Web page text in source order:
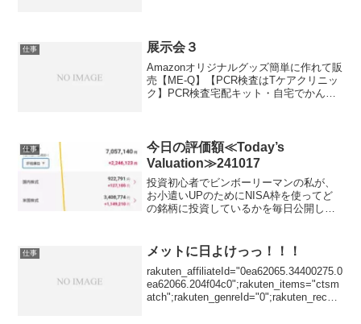
お試しキ...
仕事 展示会３
Amazonオリジナルグッズ簡単に作れて販
売【ME-Q】【PCR検査はTケアクリニッ
ク】PCR検査宅配キット・自宅でかんた
お試しキ...
仕事
今日の評価額≪Today’s
Valuation≫241017
投資初心者でビンボーリーマンの私が、
お小遣いUPのためにNISA枠を使ってど
の銘柄に投資しているかを毎日公開して
始めることで同じように資産形成が可能
です。短期売買はおす...
仕事 メットに日よけっっ！！！
rakuten_affiliateId="0ea62065.34400275.0
ea62066.204f04c0";rakuten_items="ctsm
atch";rakuten_genreId="0";rakuten_recom